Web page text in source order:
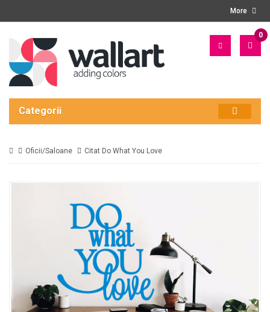
More
0
Categorii
Oficii/Saloane Citat Do What You Love